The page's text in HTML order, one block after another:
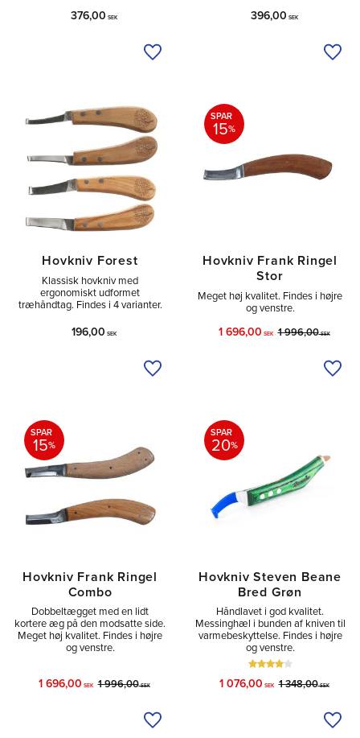
376,00 SEK
Tilføj til ønskeliste
396,00 SEK
Hovkniv Forest
Klassisk hovkniv med
ergonomiskt udformet
træhåndtag. Findes i 4 varianter.
196,00 SEK
Tilføj til ønskeliste
Hovkniv Frank Ringel
Stor
Meget høj kvalitet. Findes i højre
og venstre.
1 696,00 SEK 1 996,00SEK
SPAR
15%
Hovkniv Frank Ringel
Combo
Dobbeltægget med en lidt
kortere æg på den modsatte side.
Meget høj kvalitet. Findes i højre
og venstre.
1 696,00 SEK 1 996,00SEK
SPAR
15%
Tilføj til ønskeliste
Hovkniv Steven Beane
Bred Grøn
Håndlavet i god kvalitet.
Messinghæl i bunden af kniven til
varmebeskyttelse. Findes i højre
og venstre.
1 076,00 SEK 1 348,00SEK
SPAR
20%